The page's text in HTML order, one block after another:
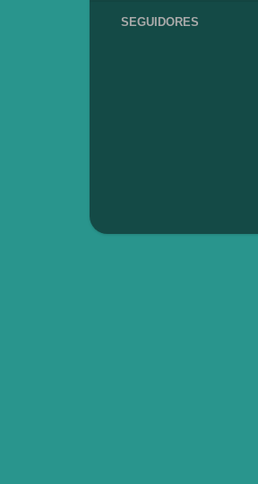
SEGUIDORES